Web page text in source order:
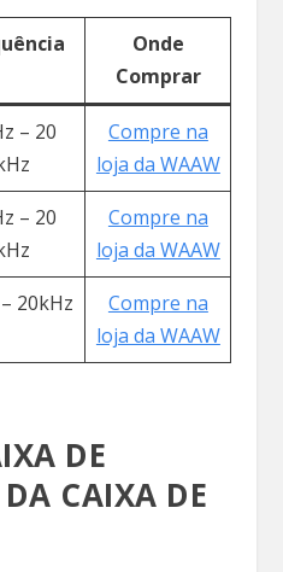
Onde
Comprar
– 20
Compre na
loja da WAAW
– 20
Compre na
loja da WAAW
20kHz
Compre na
loja da WAAW
DE
CAIXA DE